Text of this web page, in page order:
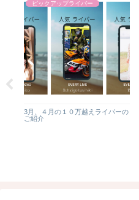
ピックアップライバー
3月、４月の１０万越えライバーの
ご紹介